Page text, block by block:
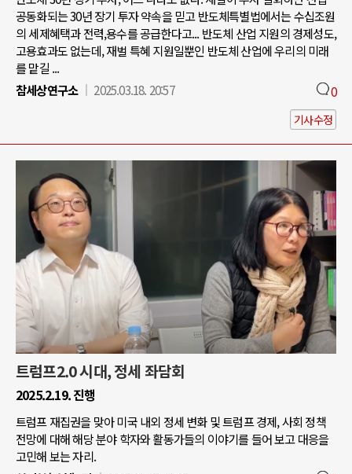
공동화되는 30년 장기 투자 약속을 믿고 반도체특별법에서는 수십조원
의 세제혜택과 전력,용수를 공급한다고... 반도체 산업 지원의 경제성도,
고용효과도 없는데, 재벌 특혜 지원일뿐인 반도체 산업에 우리의 미래
를 맡길 ...
참세상연구소
2025.03.18. 20:57 0
기사수정
트럼프2.0 시대, 정세 좌담회
2025.2.19. 진행
트럼프 재집권을 맞아 미국 내외 정세 변화 및 트럼프 경제, 사회 정책
전망에 대해 해당 분야 학자와 활동가들의 이야기를 들어 보고 대응을
고민해 보는 자리.